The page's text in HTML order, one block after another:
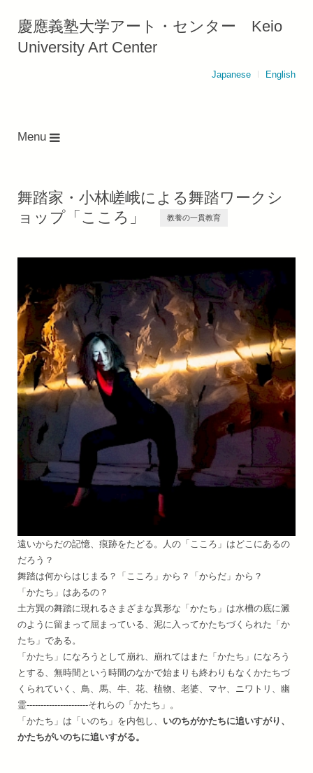
慶應義塾大学アート・センター Keio
University Art Center
Japanese English
Menu
舞踏家・小林嵯峨による舞踏ワークシ
ョップ「こころ」
教養の一貫教育
遠いからだの記憶、痕跡をたどる。人の「こころ」はどこにあるの
だろう？
舞踏は何からはじまる？「こころ」から？「からだ」から？
「かたち」はあるの？
土方巽の舞踏に現れるさまざまな異形な「かたち」は水槽の底に澱
のように留まって屈まっている、泥に入ってかたちづくられた「か
たち」である。
「かたち」になろうとして崩れ、崩れてはまた「かたち」になろう
とする、無時間という時間のなかで始まりも終わりもなくかたちづ
くられていく、鳥、馬、牛、花、植物、老婆、マヤ、ニワトリ、幽
霊----------------------それらの「かたち」。
「かたち」は「いのち」を内包し、 いのちがかたちに追いすがり、
かたちがいのちに追いすがる。